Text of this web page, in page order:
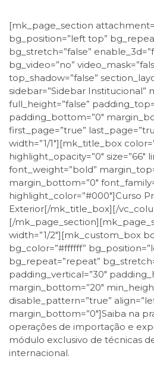
[mk_page_section
bg_position=”left top”
bg_stretch=”false”
bg_video=”no”
top_shadow=”false”
sidebar=”Sidebar Institucional”
full_height=”false”
padding_bottom=”0″
first_page=”true”
width=”1/1″][mk_title_box
highlight_opacity=”0″ size=”66″
font_weight=”bold”
margin_bottom=”0″
highlight_color=”#000″]Curso
Exterior[/mk_title_box][/
[/
width=”1/2″][mk_custom_box
bg_color=”#ffffff”
bg_repeat=”repeat”
padding_vertical=”30″
margin_bottom=”20″
disable_pattern=”true”
margin_bottom=”0″]Saiba na
operações de importação e
módulo exclusivo de técnicas
internacional.